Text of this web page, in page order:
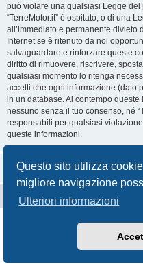
Questo sito utilizza
migliore navigazione
Ulteriori informazioni
può violare una qualsiasi Legge del
“TerreMotor.it” è ospitato, o di una
all’immediato e permanente divieto
Internet se è ritenuto da noi
salvaguardare e rinforzare queste
diritto di rimuovere, riscrivere,
qualsiasi momento lo ritenga
accetti che ogni informazione (dato
in un database. Al contempo
nessuno senza il tuo consenso, né
responsabili per qualsiasi
queste informazioni.
Portale Indice Forum
Traduzione